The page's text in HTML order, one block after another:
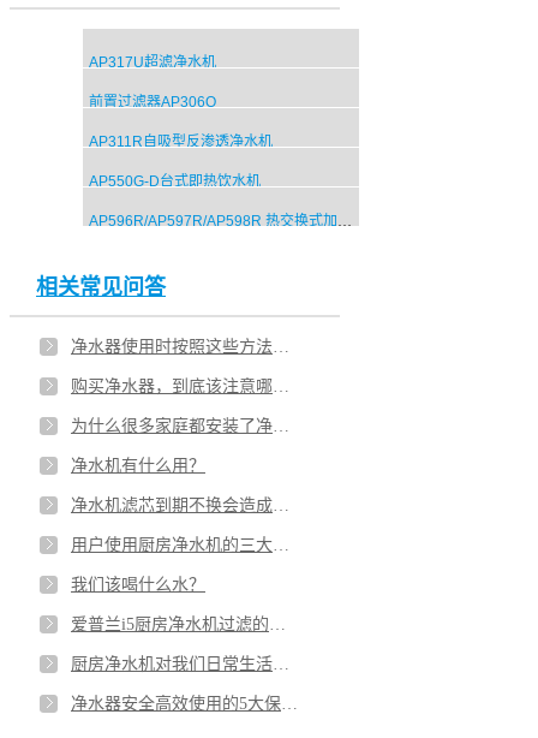
AP317U超滤净水机
前置过滤器AP306Q
AP311R自吸型反渗透净水机
AP550G-D台式即热饮水机
AP596R/AP597R/AP598R 热交换式加热直饮机
相关常见问答
净水机有什么用？
我们该喝什么水？